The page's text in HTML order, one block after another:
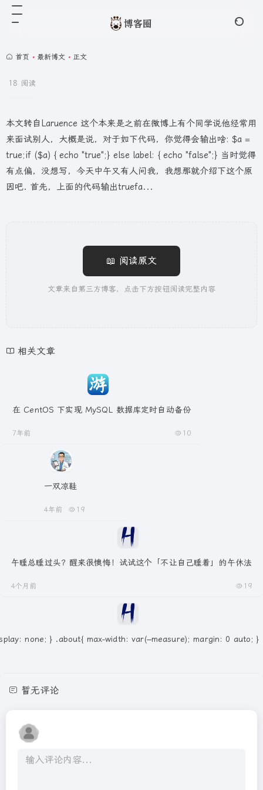
首页 • 最新博文 • 正文
18 阅读
本文转自Laruence 这个本来是之前在微博上有个同学说他经常用
来面试别人，大概是说，对于如下代码，你觉得会输出啥: $a =
true;if ($a) { echo "true";} else label: { echo "false";} 当时觉得
有点偏，没想写，今天中午又有人问我，我想那就介绍下这个原
因吧. 首先，上面的代码输出truefa...
📖 阅读原文
文章来自第三方博客，点击下方按钮阅读完整内容
相关文章
在 CentOS 下实现 MySQL 数据库定时自动备份
7年前 10
一双凉鞋
4年前 19
午睡总睡过头？醒来很懊悔！试试这个「不让自己睡着」的午休法
4个月前 19
none; } .about{ max-width: var(–measure); margin: 0 auto;
暂无评论